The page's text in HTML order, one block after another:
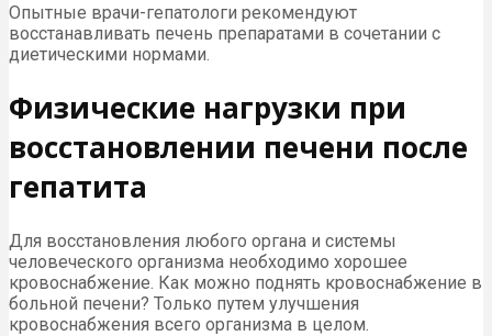
Опытные врачи-гепатологи рекомендуют
восстанавливать печень препаратами в сочетании с
диетическими нормами.
Физические нагрузки при
восстановлении печени после
гепатита
Для восстановления любого органа и системы
человеческого организма необходимо хорошее
кровоснабжение. Как можно поднять кровоснабжение в
больной печени? Только путем улучшения
кровоснабжения всего организма в целом.